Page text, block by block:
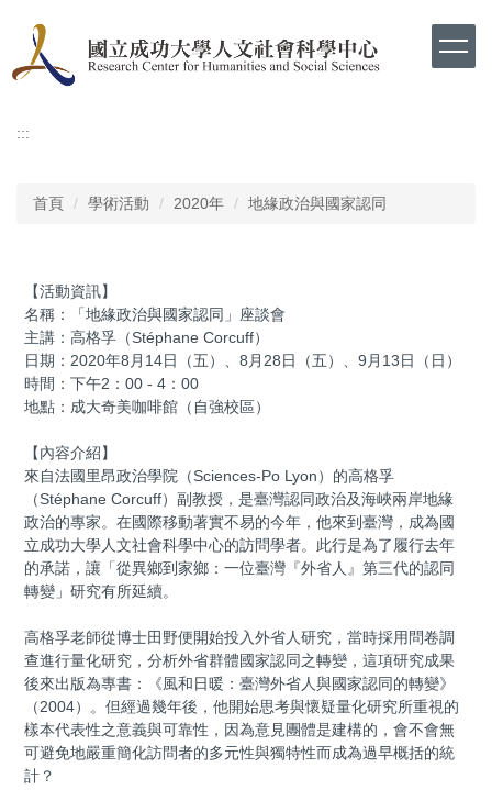
要
容
:::
首頁 學術活動 2020年 地緣政治與國家認同
【活動資訊】
名稱：「地緣政治與國家認同」座談會
主講：高格孚（Stéphane Corcuff）
日期：2020年8月14日（五）、8月28日（五）、9月13日（日）
時間：下午2：00 - 4：00
地點：成大奇美咖啡館（自強校區）
【內容介紹】
來自法國里昂政治學院（Sciences-Po Lyon）的高格孚
（Stéphane Corcuff）副教授，是臺灣認同政治及海峽兩岸地緣
政治的專家。在國際移動著實不易的今年，他來到臺灣，成為國
立成功大學人文社會科學中心的訪問學者。此行是為了履行去年
的承諾，讓「從異鄉到家鄉：一位臺灣『外省人』第三代的認同
轉變」研究有所延續。
高格孚老師從博士田野便開始投入外省人研究，當時採用問卷調
查進行量化研究，分析外省群體國家認同之轉變，這項研究成果
後來出版為專書：《風和日暖：臺灣外省人與國家認同的轉變》
（2004）。但經過幾年後，他開始思考與懷疑量化研究所重視的
樣本代表性之意義與可靠性，因為意見團體是建構的，會不會無
可避免地嚴重簡化訪問者的多元性與獨特性而成為過早概括的統
計？